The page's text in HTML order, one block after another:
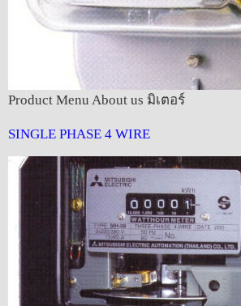
Product Menu About us มิเตอร์
SINGLE PHASE 4 WIRE